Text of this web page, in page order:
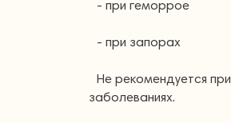
- при геморрое
- при запорах
Не рекомендуется
заболеваниях.